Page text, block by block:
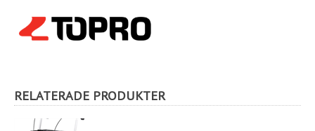
RELATERADE PRODUKTER